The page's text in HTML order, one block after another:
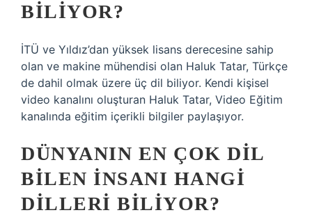
BILIYOR?
İTÜ ve Yıldız’dan yüksek lisans derecesine sahip
olan ve makine mühendisi olan Haluk Tatar, Türkçe
de dahil olmak üzere üç dil biliyor. Kendi kişisel
video kanalını oluşturan Haluk Tatar, Video Eğitim
kanalında eğitim içerikli bilgiler paylaşıyor.
DÜNYANIN EN ÇOK DIL
BILEN INSANI HANGI
DILLERI BILIYOR?